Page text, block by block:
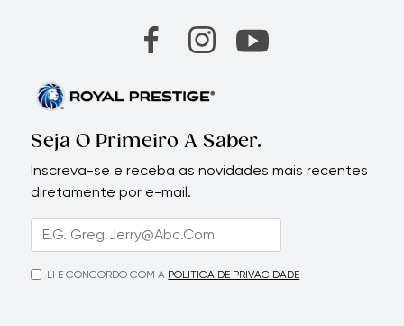
Seja O Primeiro A Saber.
Inscreva-se e receba as novidades mais recentes
diretamente por e-mail.
LI E CONCORDO COM A POLITICA DE PRIVACIDADE